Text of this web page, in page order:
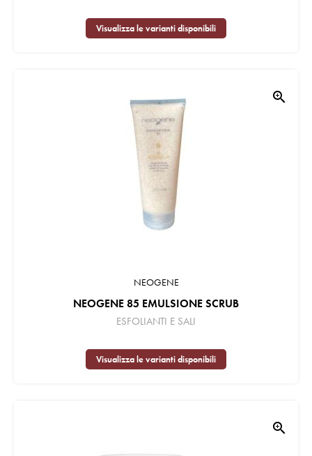
Visualizza le varianti disponibili
zoom_in
NEOGENE
NEOGENE 85 EMULSIONE SCRUB
ESFOLIANTI E SALI
Visualizza le varianti disponibili
zoom_in